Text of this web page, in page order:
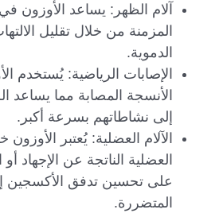
آلام الظهر: يساعد الأوزون
المزمنة من خلال تقليل
الدموية.
الإصابات الرياضية: يُستخدم
الأنسجة المصابة مما يساعد
إلى نشاطاتهم بسرعة أكبر.
الآلام العضلية: يُعتبر الأوزون
العضلية الناتجة عن الإجهاد
على تحسين تدفق الأكسجين
المتضررة.